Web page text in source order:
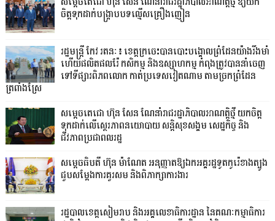
ចិត្តទុកដាក់បង្ក្រាបបទល្មើសគ្រឿងញៀន
រដ្ឋមន្ត្រី កែវ រតនៈ៖ ខេត្តក្រចេះបានបោះបង្គោលព្រំដែនយ៉ាងរឹងមាំ
ហើយផលិតផលរ៉ែ កសិកម្ម និងឧស្សាហកម្ម កំពុងត្រូវបាននាំចេញ
ទៅទីផ្សារពិភពលោក កាត់ប្រទេសវៀតណាម តាមច្រកព្រំដែន
ត្រពាំងស្រែ
សម្តេចតេជោ ហ៊ុន សែន ណែនាំរាជរដ្ឋាភិបាលអាណត្តិថ្មី យកចិត្ត
ទុកដាក់លើស្ថេរភាពនយោបាយ សន្តិសុខសង្គម សេដ្ឋកិច្ច និង
ជីវភាពប្រជាពលរដ្ឋ
សម្តេចធិបតី ហ៊ុន ម៉ាណែត អនុញ្ញាតឱ្យឯកអគ្គរដ្ឋទូតកូរ៉េខាងត្បូង
ជួបសម្តែងការគួរសម និងពិភាក្សាការងារ
រដ្ឋបាលខេត្តសៀមរាប និងអគ្គលេខាធិការដ្ឋាន នៃគណៈកម្មាធិការ